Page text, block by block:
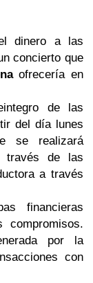
dinero a las
concierto que
ofrecería en
de las
del día lunes
se realizará
través de las
a través
financieras
compromisos.
por la
con